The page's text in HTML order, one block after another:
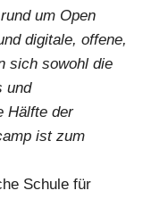
um Open
digitale, offene,
sich sowohl die
und
Hälfte der
ist zum
Schule für